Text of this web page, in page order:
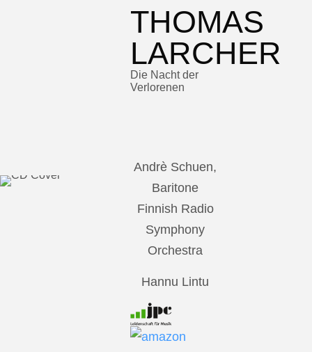
THOMAS
LARCHER
Die Nacht der
Verlorenen
Andrè Schuen,
Baritone
Finnish Radio
Symphony
Orchestra
Hannu Lintu